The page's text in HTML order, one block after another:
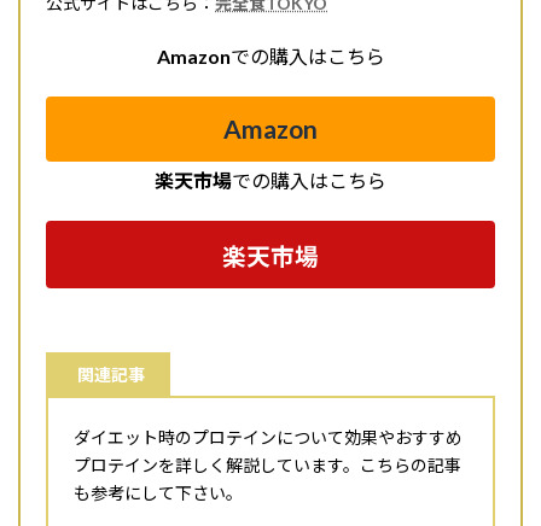
Amazonでの購入はこちら
Amazon
楽天市場での購入はこちら
楽天市場
関連記事
ダイエット時のプロテインについて効果やおすすめ
プロテインを詳しく解説しています。こちらの記事
も参考にして下さい。